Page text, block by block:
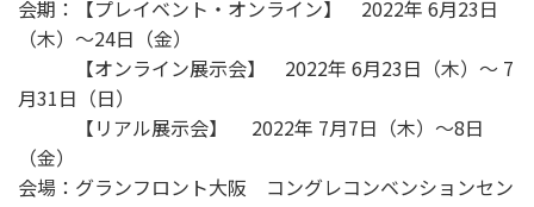
会期：【プレイベント・オンライン】 2022年 6月23日
（木）～24日（金）
【オンライン展示会】 2022年 6月23日（木）～ 7
月31日（日）
【リアル展示会】 2022年 7月7日（木）～8日
（金）
会場：グランフロント大阪 コングレコンベンションセン